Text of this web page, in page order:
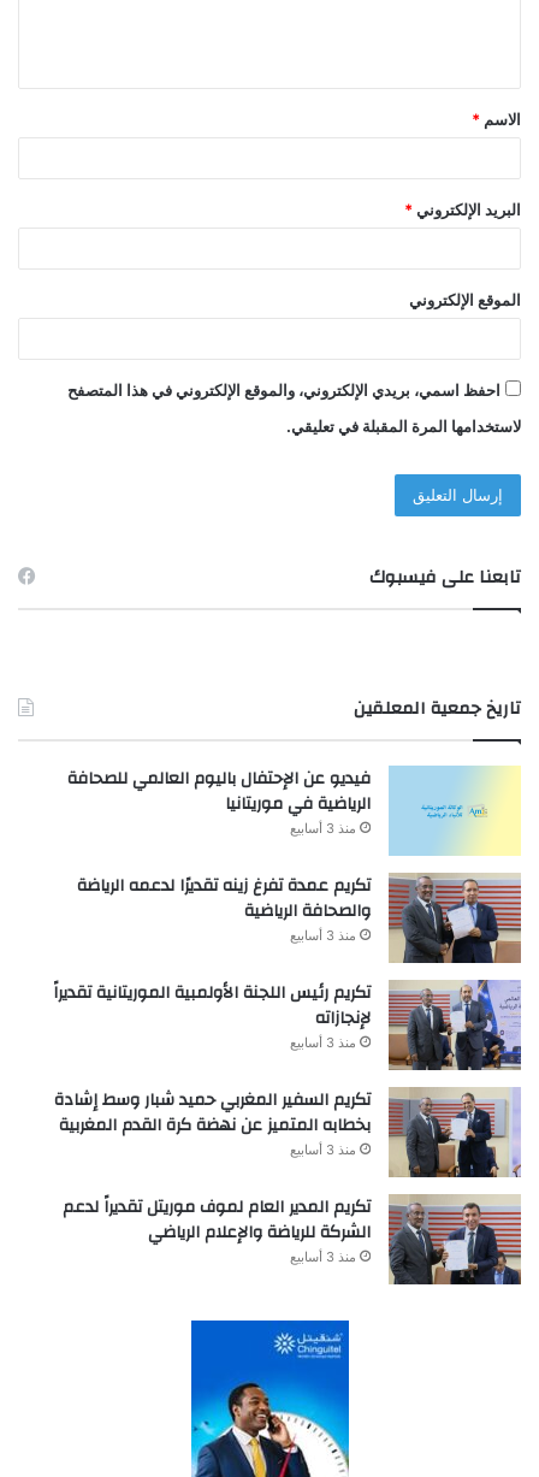
ق
*
الاسم *
البريد الإلكتروني *
الموقع الإلكتروني
احفظ اسمي، بريدي الإلكتروني، والموقع الإلكتروني في هذا المتصفح
لاستخدامها المرة المقبلة في تعليقي.
تابعنا على فيسبوك
تاريخ جمعية المعلقين
فيديو عن الإحتفال باليوم العالمي للصحافة
الرياضية في موريتانيا
منذ 3 أسابيع
تكريم عمدة تفرغ زينه تقديرًا لدعمه الرياضة
والصحافة الرياضية
منذ 3 أسابيع
تكريم رئيس اللجنة الأولمبية الموريتانية تقديراً
لإنجازاته
منذ 3 أسابيع
تكريم السفير المغربي حميد شبار وسط إشادة
بخطابه المتميز عن نهضة كرة القدم المغربية
منذ 3 أسابيع
تكريم المدير العام لموف موريتل تقديراً لدعم
الشركة للرياضة والإعلام الرياضي
منذ 3 أسابيع